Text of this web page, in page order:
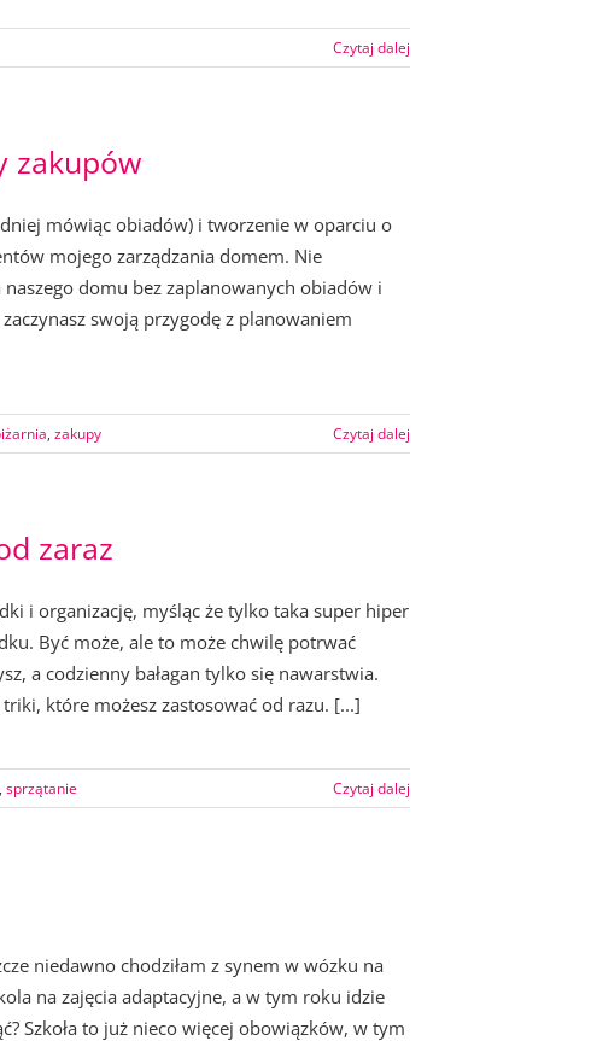
Czytaj dalej
zakupów
mówiąc obiadów) i tworzenie w oparciu o
mojego zarządzania domem. Nie
domu bez zaplanowanych obiadów i
swoją przygodę z planowaniem
, zakupy Czytaj dalej
zaraz
i organizację, myśląc że tylko taka super hiper
Być może, ale to może chwilę potrwać
a codzienny bałagan tylko się nawarstwia.
które możesz zastosować od razu. [...]
, sprzątanie Czytaj dalej
niedawno chodziłam z synem w wózku na
na zajęcia adaptacyjne, a w tym roku idzie
Szkoła to już nieco więcej obowiązków, w tym